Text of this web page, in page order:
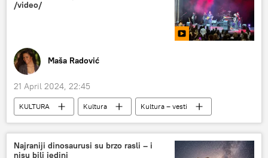
/video/
Maša Radović
21 April 2024, 22:45
KULTURA Kultura Kultura – vesti
Najraniji dinosaurusi su brzo rasli – i
nisu bili jedini